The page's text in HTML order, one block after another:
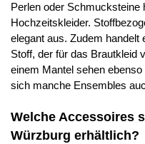
Perlen oder Schmucksteine
Hochzeitskleider.
elegant aus. Zudem
Stoff, der für das Brautkleid
einem Mantel sehen
sich manche Ensembles
Welche Accessoires
Würzburg erhältlich?